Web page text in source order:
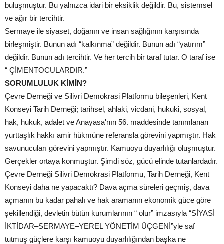
buluşmuştur. Bu yalnızca idari bir eksiklik değildir. Bu, sistemsel
ve ağır bir tercihtir.
Sermaye ile siyaset, doğanın ve insan sağlığının karşısında
birleşmiştir. Bunun adı “kalkınma” değildir. Bunun adı “yatırım”
değildir. Bunun adı tercihtir. Ve her tercih bir taraf tutar. O taraf ise
“ ÇİMENTOCULARDIR.”
SORUMLULUK KİMİN?
Çevre Derneği ve Silivri Demokrasi Platformu bileşenleri, Kent
Konseyi Tarih Derneği; tarihsel, ahlaki, vicdani, hukuki, sosyal,
hak, hukuk, adalet ve Anayasa'nın 56. maddesinde tanımlanan
yurttaşlık hakkı amir hükmüne referansla görevini yapmıştır. Hak
savunucuları görevini yapmıştır. Kamuoyu duyarlılığı oluşmuştur.
Gerçekler ortaya konmuştur. Şimdi söz, gücü elinde tutanlardadır.
Çevre Derneği Silivri Demokrasi Platformu, Tarih Derneği, Kent
Konseyi daha ne yapacaktı? Dava açma süreleri geçmiş, dava
açmanın bu kadar pahalı ve hak aramanın ekonomik güce göre
şekillendiği, devletin bütün kurumlarının “ olur” imzasıyla “SİYASİ
İKTİDAR–SERMAYE–YEREL YÖNETİM ÜÇGENİ”yle saf
tutmuş güçlere karşı kamuoyu duyarlılığından başka ne